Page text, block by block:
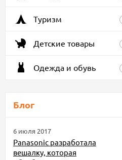
Туризм
Детские товары
Одежда и обувь
Блог
6 июля 2017
Panasonic разработала
вешалку, которая